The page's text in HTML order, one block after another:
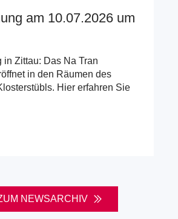
am 10.07.2026 um
in Zittau: Das Na Tran
in den Räumen des
Hier erfahren Sie
NEWSARCHIV